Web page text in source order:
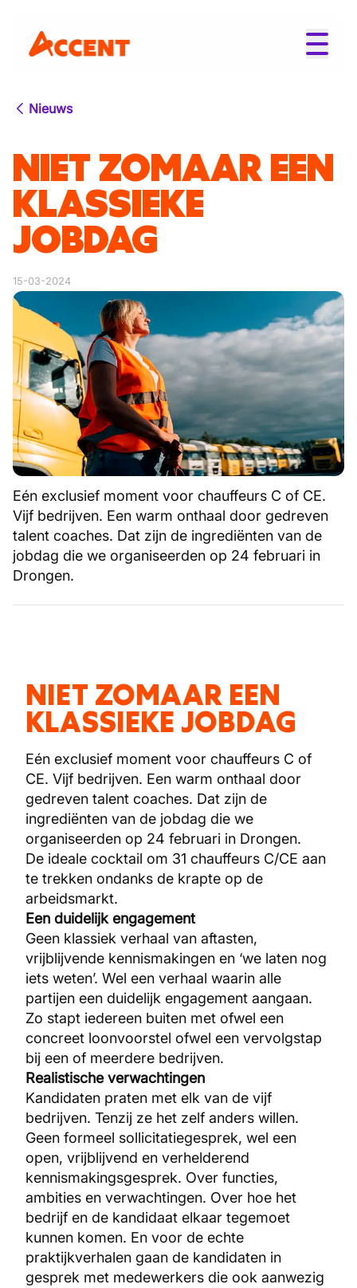
Nieuws
NIET ZOMAAR EEN
KLASSIEKE
JOBDAG
15-03-2024
Eén exclusief moment voor chauffeurs C of CE.
Vijf bedrijven. Een warm onthaal door gedreven
talent coaches. Dat zijn de ingrediënten van de
jobdag die we organiseerden op 24 februari in
Drongen.
NIET ZOMAAR EEN
KLASSIEKE JOBDAG
Eén exclusief moment voor chauffeurs C of
CE. Vijf bedrijven. Een warm onthaal door
gedreven talent coaches. Dat zijn de
ingrediënten van de jobdag die we
organiseerden op 24 februari in Drongen.
De ideale cocktail om 31 chauffeurs C/CE aan
te trekken ondanks de krapte op de
arbeidsmarkt.
Een duidelijk engagement
Geen klassiek verhaal van aftasten,
vrijblijvende kennismakingen en ‘we laten nog
iets weten’. Wel een verhaal waarin alle
partijen een duidelijk engagement aangaan.
Zo stapt iedereen buiten met ofwel een
concreet loonvoorstel ofwel een vervolgstap
bij een of meerdere bedrijven.
Realistische verwachtingen
Kandidaten praten met elk van de vijf
bedrijven. Tenzij ze het zelf anders willen.
Geen formeel sollicitatiegesprek, wel een
open, vrijblijvend en verhelderend
kennismakingsgesprek. Over functies,
ambities en verwachtingen. Over hoe het
bedrijf en de kandidaat elkaar tegemoet
kunnen komen. En voor de echte
praktijkverhalen gaan de kandidaten in
gesprek met medewerkers die ook aanwezig